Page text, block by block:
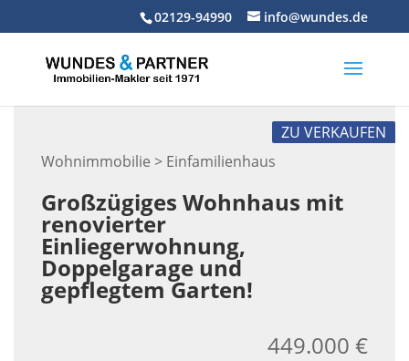
02129-94990 info@wundes.de
Wohnimmobilie > Einfamilienhaus
ZU VERKAUFEN
Großzügiges Wohnhaus mit
renovierter
Einliegerwohnung,
Doppelgarage und
gepflegtem Garten!
449.000 €